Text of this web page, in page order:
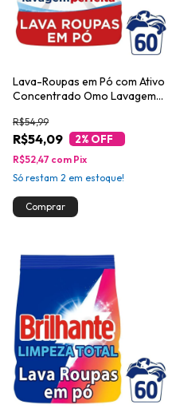
Lava-Roupas em Pó com Ativo
Concentrado Omo Lavagem
Família
R$54,09
R$54,99
2% OFF
R$52,47 com Pix
Só restam 2 em estoque!